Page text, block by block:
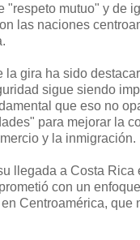
"respeto mutuo" y de
las naciones
la gira ha sido
sigue siendo
que eso no
para mejorar la
y la inmigración.
llegada a Costa Rica
con un
Centroamérica, que